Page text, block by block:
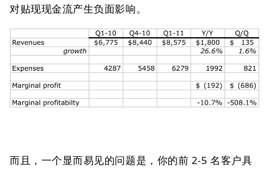
对贴现现金流产生负面影响。
而且，一个显而易见的问题是，你的前 2-5 名客户具